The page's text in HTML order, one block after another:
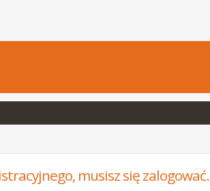
musisz się zalogować.